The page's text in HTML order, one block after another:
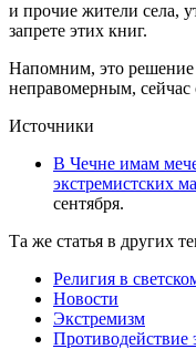
и прочие жители села,
запрете этих книг.
Напомним, это решение
неправомерным, сейчас
Источники
В Чечне имам
экстремистских
сентября.
Та же статья в других
Религия в
Новости
Экстремизм
Противодействие